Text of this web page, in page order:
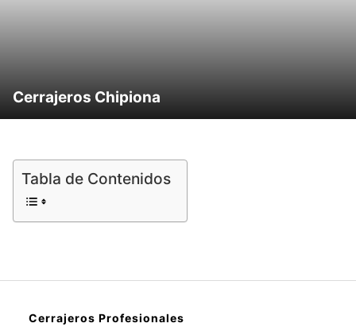
Cerrajeros Chipiona
Tabla de Contenidos
Cerrajeros Profesionales